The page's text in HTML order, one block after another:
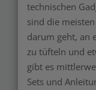
technischen
sind die
darum geht, an
zu tüfteln und
gibt es
Sets und